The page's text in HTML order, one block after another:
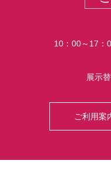
10：00～17
展示
ご利用案